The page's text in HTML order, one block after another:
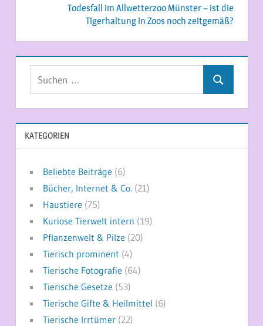
Todesfall im Allwetterzoo Münster – ist die
Tigerhaltung in Zoos noch zeitgemäß?
Suchen
KATEGORIEN
Beliebte Beiträge (6)
Bücher, Internet & Co. (21)
Haustiere (75)
Kuriose Tierwelt intern (19)
Pflanzenwelt & Pilze (20)
Tierisch prominent (4)
Tierische Fotografie (64)
Tierische Gesetze (53)
Tierische Gifte & Heilmittel (6)
Tierische Irrtümer(22)